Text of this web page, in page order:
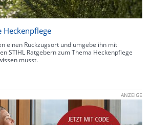
Heckenpflege
einen Rückzugsort und umgebe ihn mit
STIHL Ratgebern zum Thema Heckenpflege
musst.
ANZEIGE